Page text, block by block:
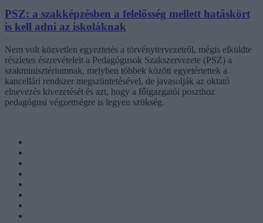
PSZ: a szakképzésben a felelősség mellett hatáskört
is kell adni az iskoláknak
Nem volt közvetlen egyeztetés a törvénytervezetről, mégis elküldte
részletes észrevételeit a Pedagógusok Szakszervezete (PSZ) a
szakminisztériumnak, melyben többek között egyetértettek a
kancellári rendszer megszüntetésével, de javasolják az oktató
elnevezés kivezetését és azt, hogy a főigazgatói poszthoz
pedagógusi végzettségre is legyen szükség.